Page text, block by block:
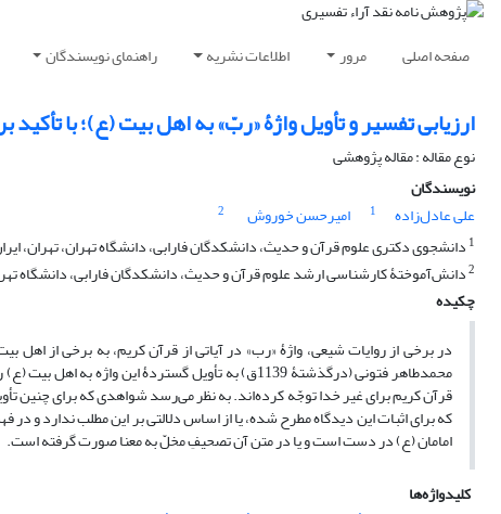
صفحه اصلی مرور اطلاعات نشریه راهنمای نویسندگان
ارزیابی تفسیر و تأویل واژۀ «ربّ» به اهل بیت (ع)؛ با تأکید
نوع مقاله : مقاله پژوهشی
نویسندگان
علی عادل‌زاده
1 امیرحسن خوروش
2
1 دانشجوی دکتری علوم قرآن و حدیث، دانشکدگان فارابی، دانشگاه تهران، تهران،
2دانش‌آموختۀ کارشناسی ارشد علوم قرآن و حدیث، دانشکدگان فارابی، دانشگاه
چکیده
در برخی از روایات شیعی، واژۀ «رب» در آیاتی از قرآن کریم، به برخی از
محمدطاهر فتونی (درگذشتۀ 1139ق) به تأویل گستردۀ
قرآن کریم برای غیر خدا توجّه کرده‌اند. به نظر می‌رسد شواهدی که برای چنین
که برای اثبات این دیدگاه مطرح شده، یا از اساس دلالتی بر این مطلب ندارد و
امامان (ع) در دست است و یا در متن آن تصحیفِ مخلّ به معنا صورت گرفته است.
کلیدواژه‌ها